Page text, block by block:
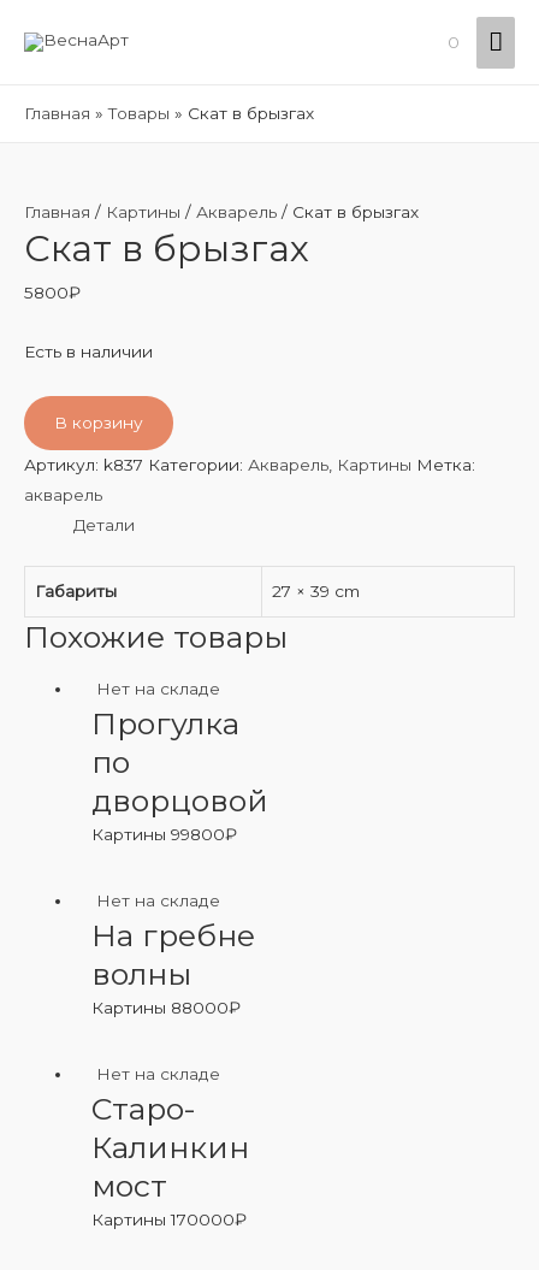
0
Главная Товары Скат в брызгах
Главная / Картины / Акварель / Скат в брызгах
Скат в брызгах
5800₽
Есть в наличии
В корзину
Артикул: k837 Категории: Акварель Картины Метка:
акварель
Детали
Габариты 27 × 39 cm
Похожие товары
Нет на складе
Прогулка
по
дворцовой
Картины99800₽
Нет на складе
На гребне
волны
Картины 88000₽
Нет на складе
Старо-
Калинкин
мост
Картины170000₽